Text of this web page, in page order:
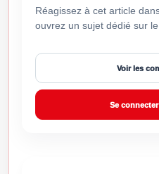
Réagissez à cet article
ouvrez un sujet dédié sur le
Voir les
Se